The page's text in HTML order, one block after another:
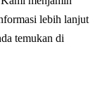
lebih lanjut
temukan di